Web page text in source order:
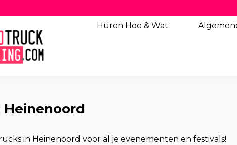
Huren Hoe & Wat
in Heinenoord voor al je evenementen en festivals!